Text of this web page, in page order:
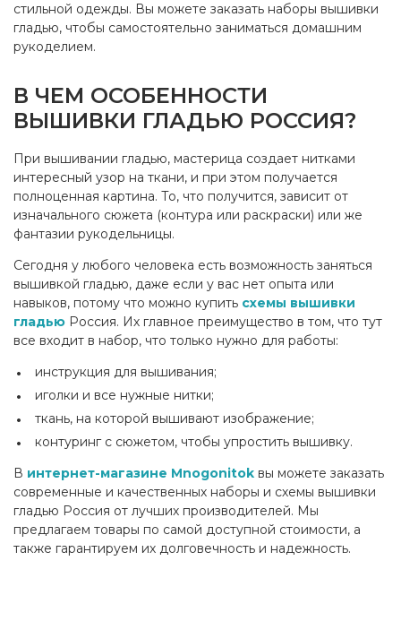
стильной одежды. Вы можете заказать наборы вышивки
гладью, чтобы самостоятельно заниматься домашним
рукоделием.
В ЧЕМ ОСОБЕННОСТИ
ВЫШИВКИ ГЛАДЬЮ РОССИЯ?
При вышивании гладью, мастерица создает нитками
интересный узор на ткани, и при этом получается
полноценная картина. То, что получится, зависит от
изначального сюжета (контура или раскраски) или же
фантазии рукодельницы.
Сегодня у любого человека есть возможность заняться
вышивкой гладью, даже если у вас нет опыта или
навыков, потому что можно купить схемы вышивки
гладью Россия. Их главное преимущество в том, что тут
все входит в набор, что только нужно для работы:
инструкция для вышивания;
иголки и все нужные нитки;
ткань, на которой вышивают изображение;
контуринг с сюжетом, чтобы упростить вышивку.
В интернет-магазине Mnogonitok вы можете заказать
современные и качественных наборы и схемы вышивки
гладью Россия от лучших производителей. Мы
предлагаем товары по самой доступной стоимости, а
также гарантируем их долговечность и надежность.